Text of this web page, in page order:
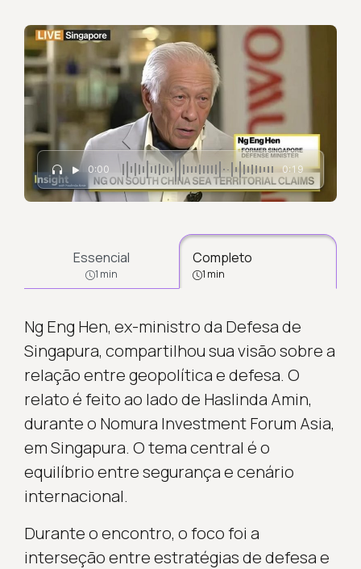
0:00 0:19
Essencial
1 min
Completo
1 min
Ng Eng Hen, ex-ministro da Defesa de
Singapura, compartilhou sua visão sobre a
relação entre geopolítica e defesa. O
relato é feito ao lado de Haslinda Amin,
durante o Nomura Investment Forum Asia,
em Singapura. O tema central é o
equilíbrio entre segurança e cenário
internacional.
Durante o encontro, o foco foi a
interseção entre estratégias de defesa e